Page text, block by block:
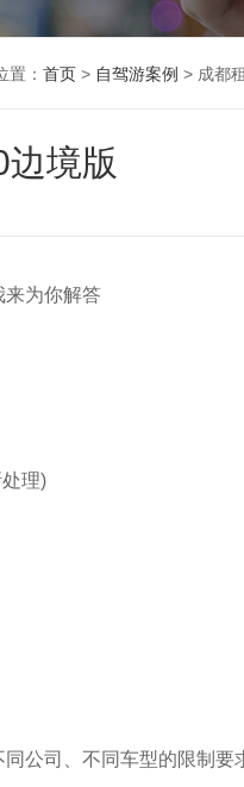
置： 首页 > 自驾游案例 > 成都
境版
来为你解答
理)
公司、不同车型的限制要